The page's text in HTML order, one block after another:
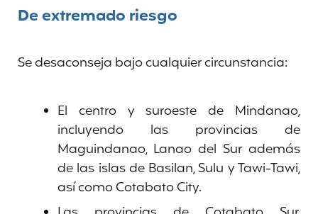
De extremado riesgo
Se desaconseja bajo cualquier circunstancia:
El centro y suroeste de Mindanao,
incluyendo las provincias de
Maguindanao, Lanao del Sur además
de las islas de Basilan, Sulu y Tawi-Tawi,
así como Cotabato City.